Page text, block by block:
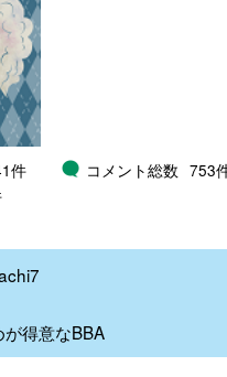
件 コメント総数 753
得意なBBA